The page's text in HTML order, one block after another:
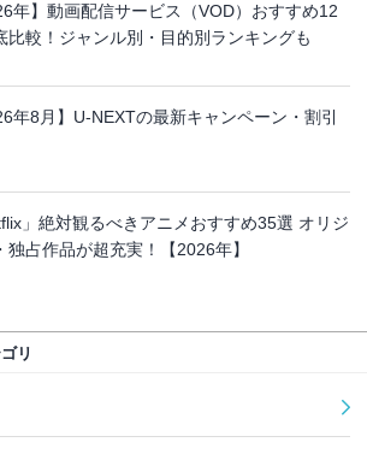
年】動画配信サービス（VOD）おすすめ12
比較！ジャンル別・目的別ランキングも
年8月】U-NEXTの最新キャンペーン・割引
」絶対観るべきアニメおすすめ35選 オリジ
独占作品が超充実！【2026年】
リ